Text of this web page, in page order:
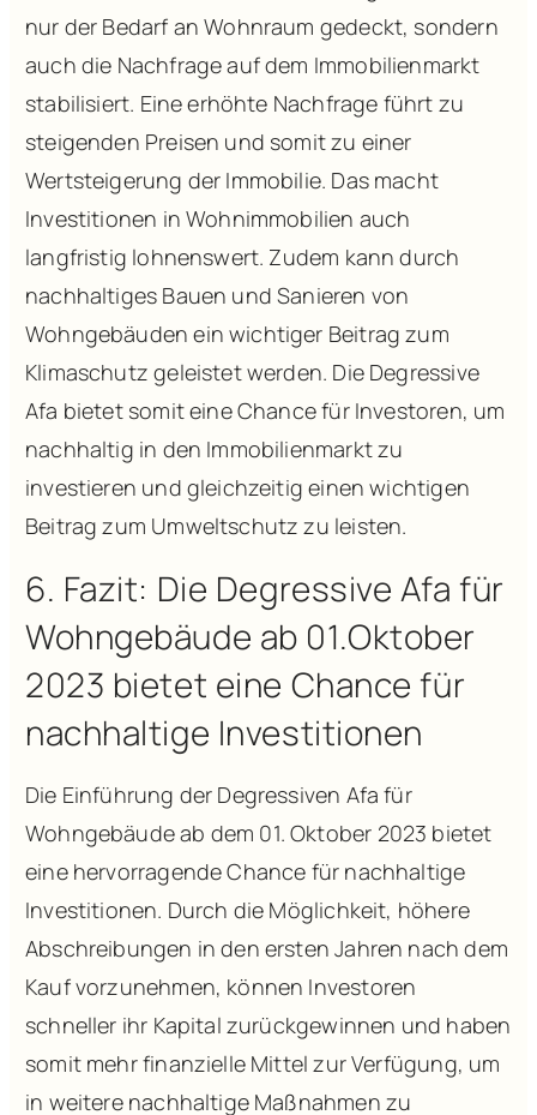
nur der Bedarf an Wohnraum gedeckt, sondern
auch die Nachfrage auf dem Immobilienmarkt
stabilisiert. Eine erhöhte Nachfrage führt zu
steigenden Preisen und somit zu einer
Wertsteigerung der Immobilie. Das macht
Investitionen in Wohnimmobilien auch
langfristig lohnenswert. Zudem kann durch
nachhaltiges Bauen und Sanieren von
Wohngebäuden ein wichtiger Beitrag zum
Klimaschutz geleistet werden. Die Degressive
Afa bietet somit eine Chance für Investoren, um
nachhaltig in den Immobilienmarkt zu
investieren und gleichzeitig einen wichtigen
Beitrag zum Umweltschutz zu leisten.
6. Fazit: Die Degressive Afa für
Wohngebäude ab 01.Oktober
2023 bietet eine Chance für
nachhaltige Investitionen
Die Einführung der Degressiven Afa für
Wohngebäude ab dem 01. Oktober 2023 bietet
eine hervorragende Chance für nachhaltige
Investitionen. Durch die Möglichkeit, höhere
Abschreibungen in den ersten Jahren nach dem
Kauf vorzunehmen, können Investoren
schneller ihr Kapital zurückgewinnen und haben
somit mehr finanzielle Mittel zur Verfügung, um
in weitere nachhaltige Maßnahmen zu